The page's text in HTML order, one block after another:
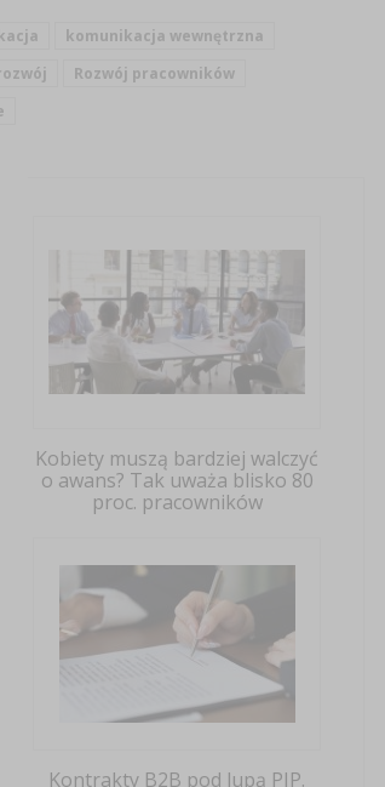
komunikacja wewnętrzna
Rozwój pracowników
Kobiety muszą bardziej walczyć
o awans? Tak uważa blisko 80
proc. pracowników
Kontrakty B2B pod lupą PIP.